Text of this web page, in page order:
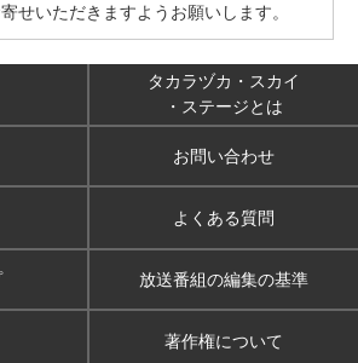
せいただきますようお願いします。
タカラヅカ・スカイ
・ステージとは
お問い合わせ
よくある質問
放送番組の編集の基準
著作権について